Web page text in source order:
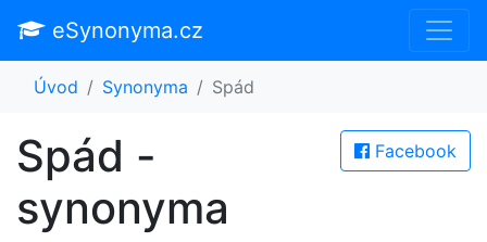
eSynonyma.cz
Úvod Synonyma Spád
Facebook
Spád -
synonyma